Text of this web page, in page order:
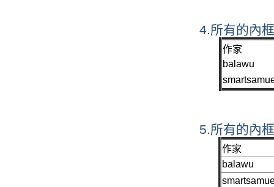
4.所有的內
作家
balawu
5.所有的內
作家
balawu